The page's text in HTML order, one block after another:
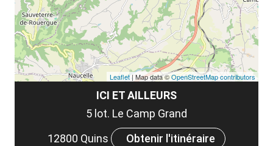
ICI ET AILLEURS
5 lot. Le Camp Grand
12800 Quins
Obtenir l'itinéraire
Leaflet | Map data ©OpenStreetMap contributors